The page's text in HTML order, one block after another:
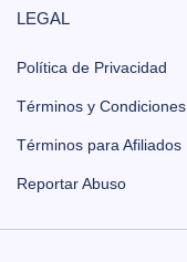
LEGAL
Política de Privacidad
Términos y Condiciones
Términos para Afiliados
Reportar Abuso